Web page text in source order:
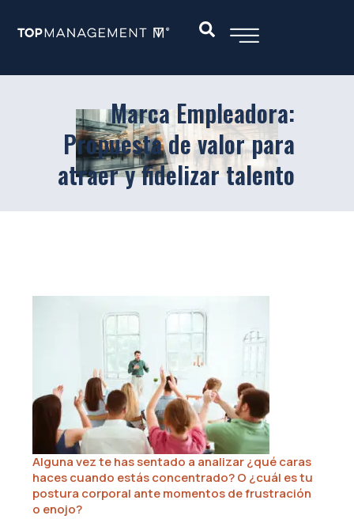
Marca Empleadora:
Propuesta de valor para
atraer y fidelizar talento
Alguna vez te has sentado a analizar ¿qué caras
haces cuando estás concentrado? O ¿cuál es tu
postura corporal ante momentos de frustración
o enojo?